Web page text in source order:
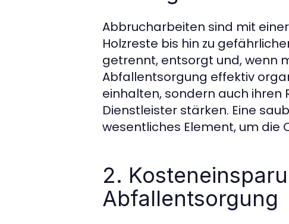
Abbrucharbeiten sind mit
Holzreste bis hin zu
getrennt, entsorgt und, wenn
Abfallentsorgung effektiv
einhalten, sondern auch ihren
Dienstleister stärken. Eine
wesentliches Element, um die
2.
Abfallentsorgung